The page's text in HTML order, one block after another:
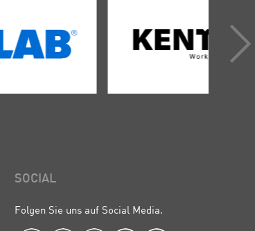
SOCIAL
Folgen Sie uns auf Social Media.